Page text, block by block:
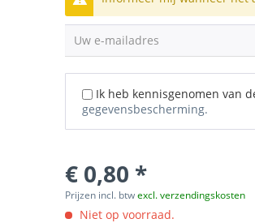
Uw e-mailadres
Ik heb kennisgenomen van
gegevensbescherming.
€ 0,80 *
Prijzen incl. btwexcl. verzendingskosten
Niet op voorraad.